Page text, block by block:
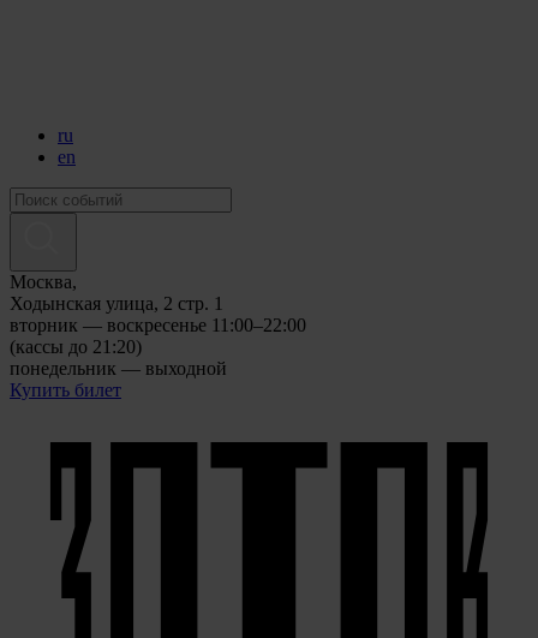
ru
en
Москва,
Ходынская улица, 2 стр. 1
вторник — воскресенье 11:00–22:00
(кассы до 21:20)
понедельник — выходной
Купить билет